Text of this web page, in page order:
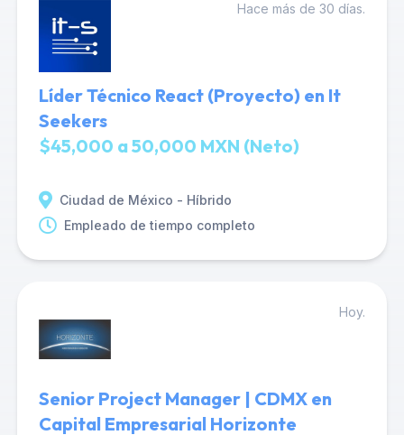
Hace más de 30 días.
Líder Técnico React (Proyecto) en It
Seekers
$45,000 a 50,000 MXN (Neto)
Ciudad de México - Híbrido
Empleado de tiempo completo
Hoy.
Senior Project Manager | CDMX en
Capital Empresarial Horizonte